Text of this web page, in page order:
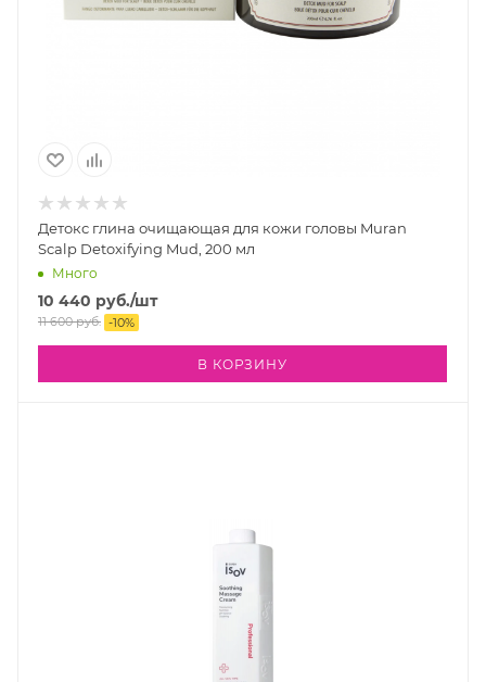
Детокс глина очищающая для кожи головы Muran
Scalp Detoxifying Mud, 200 мл
Много
10 440 руб./шт
11 600руб. -10%
В КОРЗИНУ